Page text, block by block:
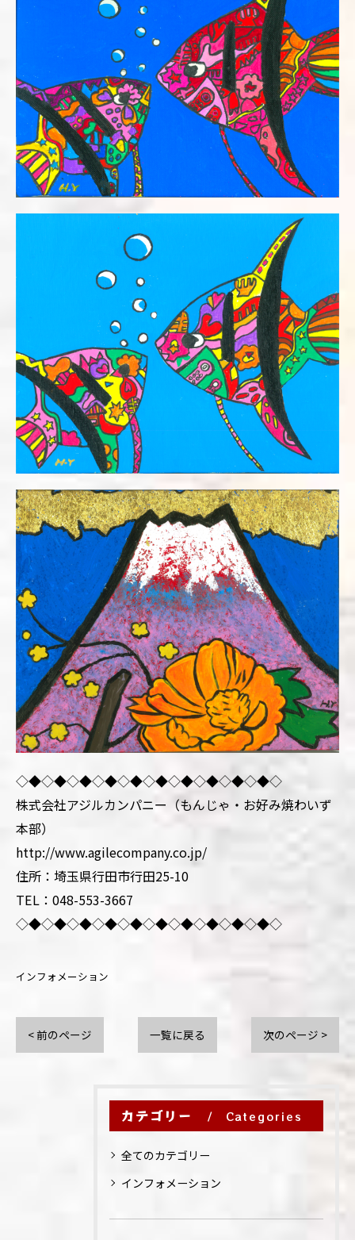
◇◆◇◆◇◆◇◆◇◆◇◆◇◆◇◆◇◆◇◆◇
株式会社アジルカンパニー（もんじゃ・お好み焼わいず
本部）
http://www.agilecompany.co.jp/
住所：埼玉県行田市行田25-10
TEL：048-553-3667
◇◆◇◆◇◆◇◆◇◆◇◆◇◆◇◆◇◆◇◆◇
インフォメーション
< 前のページ 一覧に戻る 次のページ >
カテゴリー Categories
全てのカテゴリー
インフォメーション